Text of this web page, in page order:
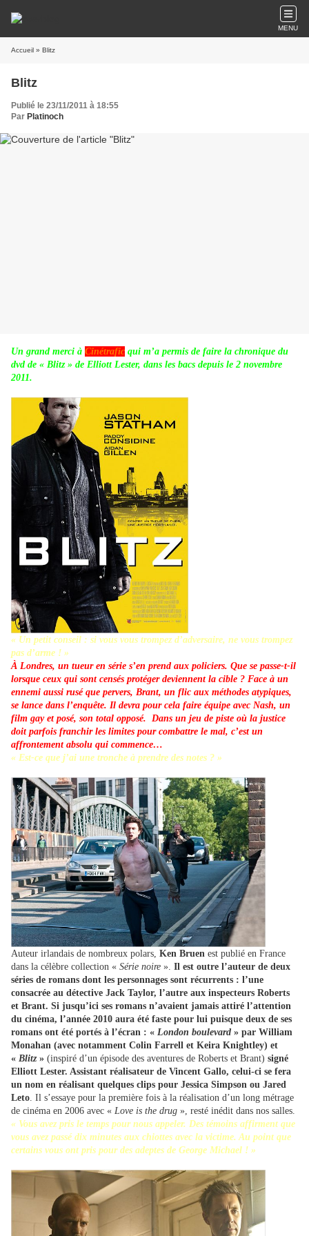
MENU
Accueil » Blitz
Blitz
Publié le 23/11/2011 à 18:55
Par Platinoch
Un grand merci à Cinétrafic qui m’a permis de faire la chronique du
dvd de « Blitz » de Elliott Lester, dans les bacs depuis le 2 novembre
2011.
« Un petit conseil : si vous vous trompez d’adversaire, ne vous trompez
pas d’arme ! »
À Londres, un tueur en série s’en prend aux policiers. Que se passe-t-il
lorsque ceux qui sont censés protéger deviennent la cible ? Face à un
ennemi aussi rusé que pervers, Brant, un flic aux méthodes atypiques,
se lance dans l’enquête. Il devra pour cela faire équipe avec Nash, un
film gay et posé, son total opposé. Dans un jeu de piste où la justice
doit parfois franchir les limites pour combattre le mal, c’est un
affrontement absolu qui commence…
« Est-ce que j’ai une tronche à prendre des notes ? »
Auteur irlandais de nombreux polars, Ken Bruen est publié en France
dans la célèbre collection « Série noire ». Il est outre l’auteur de deux
séries de romans dont les personnages sont récurrents : l’une
consacrée au détective Jack Taylor, l’autre aux inspecteurs Roberts
et Brant. Si jusqu’ici ses romans n’avaient jamais attiré l’attention
du cinéma, l’année 2010 aura été faste pour lui puisque deux de ses
romans ont été portés à l’écran : « London boulevard » par William
Monahan (avec notamment Colin Farrell et Keira Knightley) et
« Blitz » (inspiré d’un épisode des aventures de Roberts et Brant) signé
Elliott Lester. Assistant réalisateur de Vincent Gallo, celui-ci se fera
un nom en réalisant quelques clips pour Jessica Simpson ou Jared
Leto . Il s’essaye pour la première fois à la réalisation d’un long métrage
de cinéma en 2006 avec « Love is the drug », resté inédit dans nos salles.
« Vous avez pris le temps pour nous appeler. Des témoins affirment que
vous avez passé dix minutes aux chiottes avec la victime. Au point que
certains vous ont pris pour des adeptes de George Michael ! »